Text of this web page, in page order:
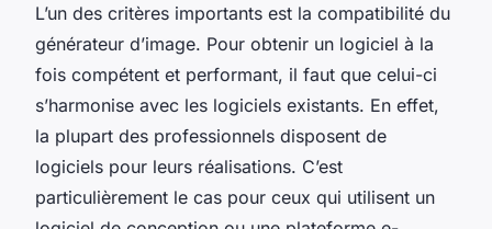
L’un des critères importants est la compatibilité du
générateur d’image. Pour obtenir un logiciel à la
fois compétent et performant, il faut que celui-ci
s’harmonise avec les logiciels existants. En effet,
la plupart des professionnels disposent de
logiciels pour leurs réalisations. C’est
particulièrement le cas pour ceux qui utilisent un